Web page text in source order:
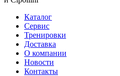
Каталог
Сервис
Тренировки
Доставка
О компании
Новости
Контакты